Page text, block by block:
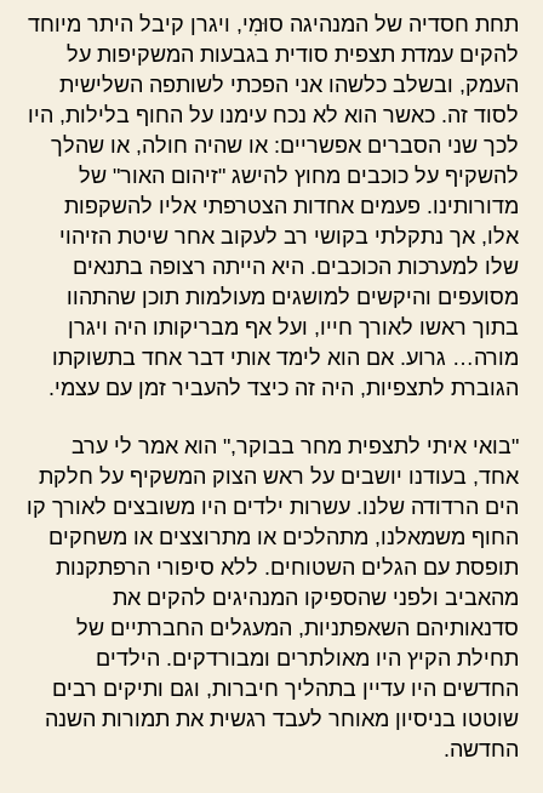
תחת חסדיה של המנהיגה סוּמִי, ויגרן קיבל היתר מיוחד
להקים עמדת תצפית סודית בגבעות המשקיפות על
העמק, ובשלב כלשהו אני הפכתי לשותפה השלישית
לסוד זה. כאשר הוא לא נכח עימנו על החוף בלילות, היו
לכך שני הסברים אפשריים: או שהיה חולה, או שהלך
להשקיף על כוכבים מחוץ להישג "זיהום האור" של
מדורותינו. פעמים אחדות הצטרפתי אליו להשקפות
אלו, אך נתקלתי בקושי רב לעקוב אחר שיטת הזיהוי
שלו למערכות הכוכבים. היא הייתה רצופה בתנאים
מסועפים והיקשים למושגים מעולמות תוכן שהתהוו
בתוך ראשו לאורך חייו, ועל אף מבריקותו היה ויגרן
מורה… גרוע. אם הוא לימד אותי דבר אחד בתשוקתו
הגוברת לתצפיות, היה זה כיצד להעביר זמן עם עצמי.
"בואי איתי לתצפית מחר בבוקר," הוא אמר לי ערב
אחד, בעודנו יושבים על ראש הצוק המשקיף על חלקת
הים הרדודה שלנו. עשרות ילדים היו משובצים לאורך קו
החוף משמאלנו, מתהלכים או מתרוצצים או משחקים
תופסת עם הגלים השטוחים. ללא סיפורי הרפתקנות
מהאביב ולפני שהספיקו המנהיגים להקים את
סדנאותיהם השאפתניות, המעגלים החברתיים של
תחילת הקיץ היו מאולתרים ומבורדקים. הילדים
החדשים היו עדיין בתהליך חיברות, וגם ותיקים רבים
שוטטו בניסיון מאוחר לעבד רגשית את תמורות השנה
החדשה.